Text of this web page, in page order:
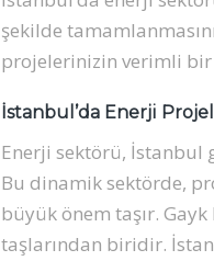
şekilde
projelerinizin verimli
İstanbul’da Enerji
Enerji sektörü, İstanbul
Bu dinamik sektörde,
büyük önem taşır.
taşlarından biridir.